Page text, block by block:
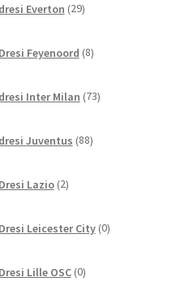
Everton 29izdelkov
Feyenoord 8izdelkov
Inter Milan 73izdelkov
Juventus 88izdelkov
Lazio 2izdelka
Leicester City 0izdelkov
Lille OSC 0izdelkov